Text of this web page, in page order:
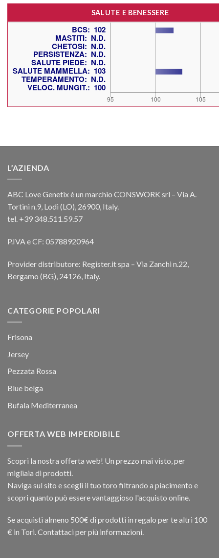
SALUTE E BENESSERE
L’AZIENDA
ABC Love Genetix è un marchio CONSWORK srl – Via A.
Tortini n.9, Lodi (LO), 26900, Italy.
tel. +39 348.511.59.57
P.IVA e CF: 05788920964
Provider distributore: Register.it spa – Via Zanchi n.22,
Bergamo (BG), 24126, Italy.
CATEGORIE POPOLARI
Frisona
Jersey
Pezzata Rossa
Blue belga
Bufala Mediterranea
OFFERTA WEB IMPERDIBILE
Scopri la nostra offerta web! Un prezzo mai visto, per
migliaia di prodotti.
Naviga sul sito e scegli il tuo toro filtrando a piacimento e
scopri quanto può essere vantaggioso l'acquisto online.
Se acquisti almeno 500€ di prodotti in regalo per te altri 100
€ in Tori. Contattaci per più informazioni.